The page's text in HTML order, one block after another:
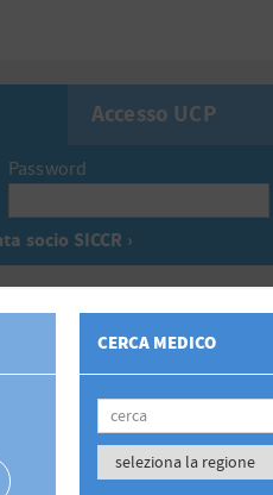
Accesso UCP
Password
socio SICCR ›
CERCA MEDICO